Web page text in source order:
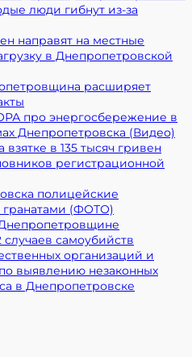
люди гибнут из-за
направят на местные
в Днепропетровской
расширяет
про энергосбережение в
Днепропетровска (Видео)
в 135 тысяч гривен
регистрационной
полицейские
(ФОТО)
Днепропетровщине
случаев самоубийств
организаций и
выявлению незаконных
в Днепропетровске